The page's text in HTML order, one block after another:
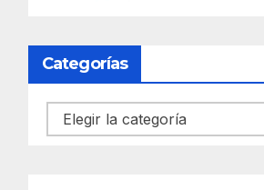
Categorías
Categorías